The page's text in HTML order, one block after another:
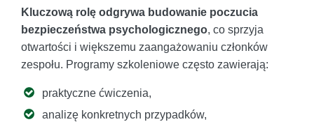
Kluczową rolę odgrywa budowanie poczucia
bezpieczeństwa psychologicznego, co sprzyja
otwartości i większemu zaangażowaniu członków
zespołu. Programy szkoleniowe często zawierają:
praktyczne ćwiczenia,
analizę konkretnych przypadków,